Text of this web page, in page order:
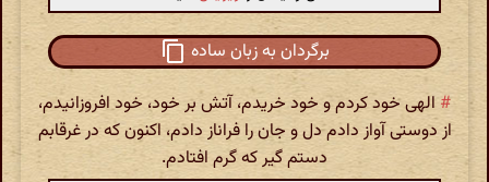
برگردان به زبان ساده
# الهی خود کردم و خود خریدم، آتش بر خود، خود افروزانیدم،
از دوستی آواز دادم دل و جان را فراناز دادم، اکنون که در غرقابم
دستم گیر که گرم افتادم.